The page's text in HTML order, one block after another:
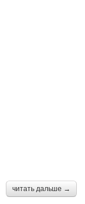
читать дальше →